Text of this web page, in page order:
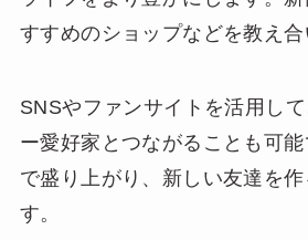
すすめのショップなどを教え合
SNSやファンサイトを活用し
ー愛好家とつながることも可
で盛り上がり、新しい友達を
す。